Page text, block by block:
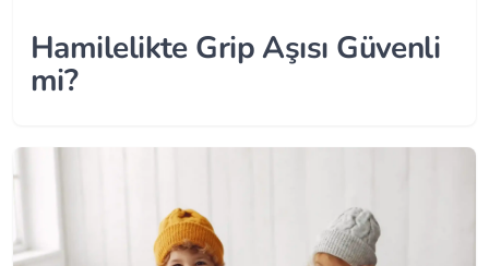
Hamilelikte Grip Aşısı Güvenli
mi?